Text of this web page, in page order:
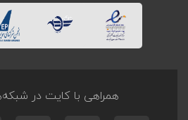
همراهی با کایت در